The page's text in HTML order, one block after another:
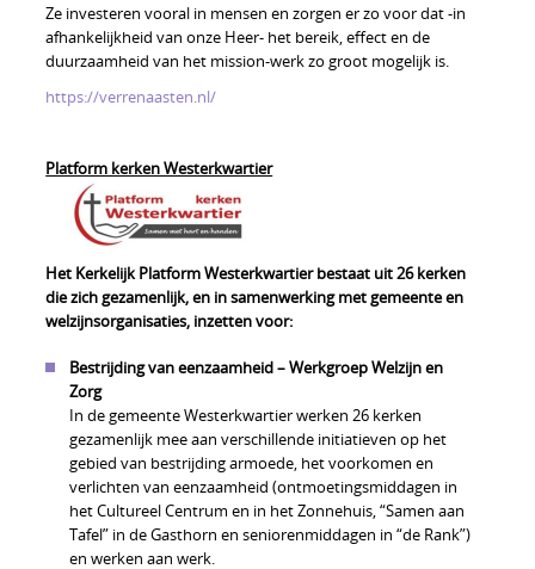
Ze investeren vooral in mensen en zorgen er zo voor dat -in
afhankelijkheid van onze Heer- het bereik, effect en de
duurzaamheid van het mission-werk zo groot mogelijk is.
https://verrenaasten.nl/
Platform kerken Westerkwartier
Het Kerkelijk Platform Westerkwartier bestaat uit 26 kerken
die zich gezamenlijk, en in samenwerking met gemeente en
welzijnsorganisaties, inzetten voor:
Bestrijding van eenzaamheid – Werkgroep Welzijn en
Zorg
In de gemeente Westerkwartier werken 26 kerken
gezamenlijk mee aan verschillende initiatieven op het
gebied van bestrijding armoede, het voorkomen en
verlichten van eenzaamheid (ontmoetingsmiddagen in
het Cultureel Centrum en in het Zonnehuis, “Samen aan
Tafel” in de Gasthorn en seniorenmiddagen in “de Rank”)
en werken aan werk.